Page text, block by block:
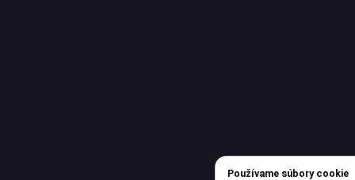
Používame súbory cookie